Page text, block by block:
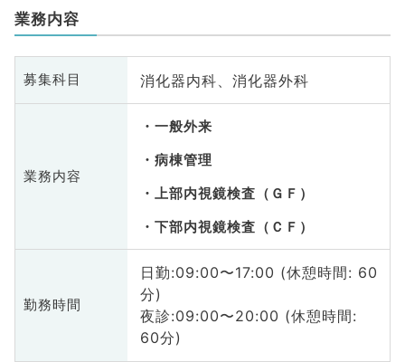
業務内容
募集科目 消化器内科、消化器外科
業務内容
一般外来
病棟管理
上部内視鏡検査（ＧＦ）
下部内視鏡検査（ＣＦ）
勤務時間
日勤:09:00〜17:00 (休憩時間: 60
分)
夜診:09:00〜20:00 (休憩時間:
60分)